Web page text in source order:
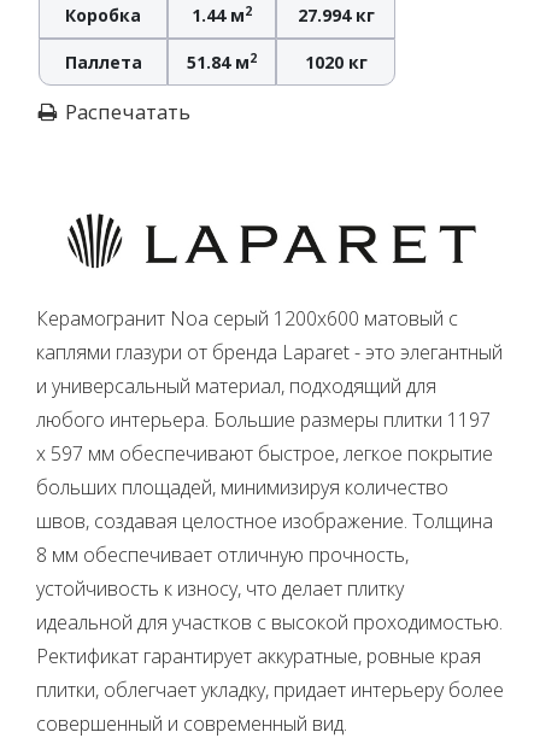
Коробка 1.44 м2 27.994 кг
Паллета 51.84 м2 1020 кг
Распечатать
Керамогранит Noa серый 1200х600 матовый с
каплями глазури от бренда Laparet - это элегантный
и универсальный материал, подходящий для
любого интерьера. Большие размеры плитки 1197
x 597 мм обеспечивают быстрое, легкое покрытие
больших площадей, минимизируя количество
швов, создавая целостное изображение. Толщина
8 мм обеспечивает отличную прочность,
устойчивость к износу, что делает плитку
идеальной для участков с высокой проходимостью.
Ректификат гарантирует аккуратные, ровные края
плитки, облегчает укладку, придает интерьеру более
совершенный и современный вид.